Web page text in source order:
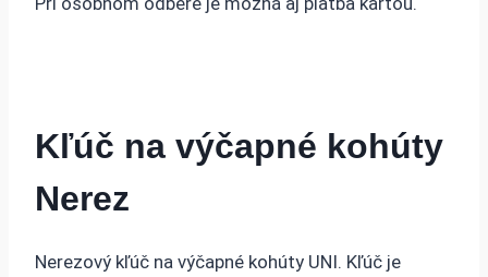
Kľúč na výčapné kohúty
Nerez
Nerezový kľúč na výčapné kohúty UNI. Kľúč je